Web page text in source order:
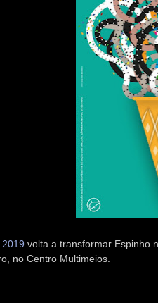
2019 volta a transformar Espinho
no Centro Multimeios.